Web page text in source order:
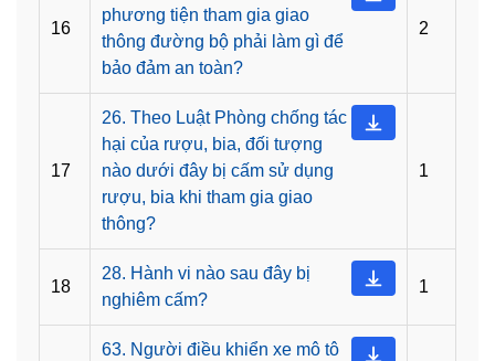
16
phương tiện tham gia giao
thông đường bộ phải làm gì để
bảo đảm an toàn?
2
17
26. Theo Luật Phòng chống tác
hại của rượu, bia, đối tượng
nào dưới đây bị cấm sử dụng
rượu, bia khi tham gia giao
thông?
1
18
28. Hành vi nào sau đây bị
nghiêm cấm?
1
63. Người điều khiển xe mô tô